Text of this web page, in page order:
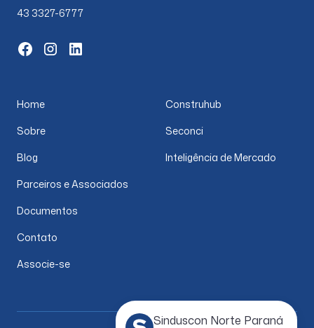
Sinduscon Norte Paraná
43 3327-6777
Home
Sobre
Blog
Parceiros e Associados
Documentos
Contato
Associe-se
Construhub
Seconci
Inteligência de Mercado